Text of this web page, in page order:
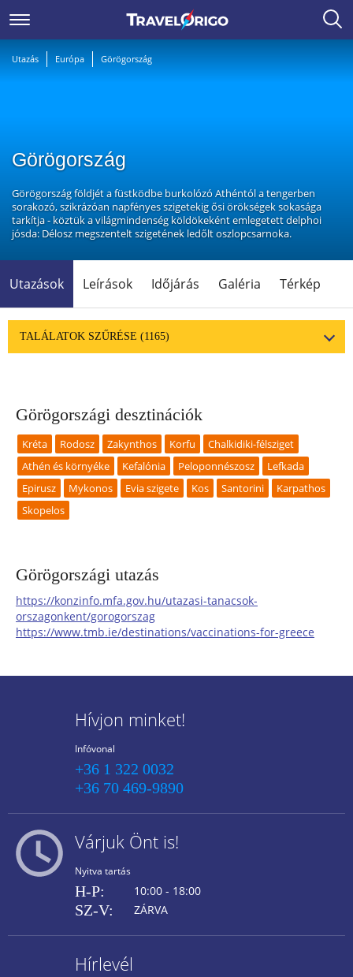
Utazás Európa Görögország
Görögország
Görögország földjét a füstködbe burkolózó Athéntól a tengerben
sorakozó, szikrázóan napfényes szigetekig ősi örökségek sokasága
tarkítja - köztük a világmindenség köldökeként emlegetett delphoi
jósda: Délosz megszentelt szigetének ledőlt oszlopcsarnoka.
Utazások Leírások Időjárás Galéria Térkép
TALÁLATOK SZŰRÉSE (1165)
Görögországi desztinációk
Kréta Rodosz Zakynthos Korfu
Chalkidiki-félsziget
Athén és környéke
Kefalónia Peloponnészosz
Lefkada
Epirusz
Mykonos Evia szigete Kos Santorini
Karpathos
Skopelos
Görögországi utazás
https://konzinfo.mfa.gov.hu/utazasi-tanacsok-
orszagonkent/gorogorszag
https://www.tmb.ie/destinations/vaccinations-for-greece
Hívjon minket!
Infóvonal
+36 1 322 0032
+36 70 469-9890
Várjuk Önt is!
Nyitva tartás
H-P: 10:00 - 18:00
SZ-V: ZÁRVA
Hírlevél